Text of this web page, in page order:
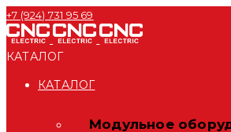
+7 (924) 731 95 69
КАТАЛОГ
КАТАЛОГ
Модульное